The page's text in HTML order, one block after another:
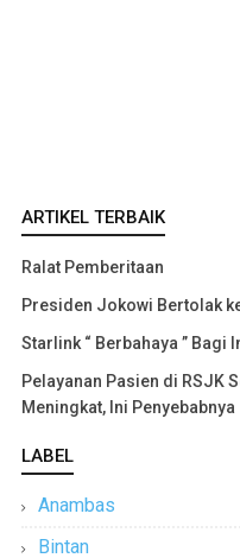
ARTIKEL TERBAIK
Ralat Pemberitaan
Presiden Jokowi Bertolak
Starlink “ Berbahaya ” Bagi
Pelayanan Pasien di RSJK
Meningkat, Ini Penyebabnya
LABEL
Anambas
Bintan